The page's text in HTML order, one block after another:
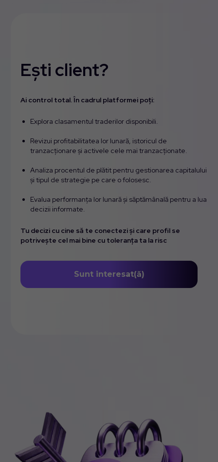
Ești client?
Ai control total. În cadrul platformei poți:
Explora clasamentul traderilor disponibili.
Revizui profitabilitatea lor lunară, istoricul de
tranzacționare și activele cele mai tranzacționate.
Analiza procentul de plătit pentru gestionarea capitalului
și tipul de strategie pe care o folosesc.
Evalua performanța lor lunară și săptămânală pentru a lua
decizii informate.
Tu decizi cu cine să te conectezi și care profil se
potrivește cel mai bine cu toleranța ta la risc
Sunt interesat(ă)